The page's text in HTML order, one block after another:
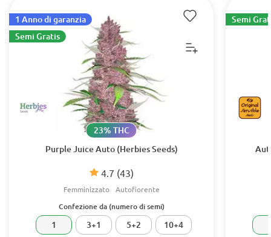
Purple Juice Auto (Herbies Seeds)
4.7 (43)
23% THC
Femminizzato Autofiorente
1 Anno di garanzia
Semi Gratis
Confezione da (numero di semi)
1 3+1 5+2 10+4
Semi